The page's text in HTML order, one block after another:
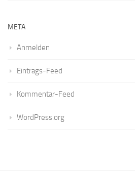
META
Anmelden
Eintrags-Feed
Kommentar-Feed
WordPress.org